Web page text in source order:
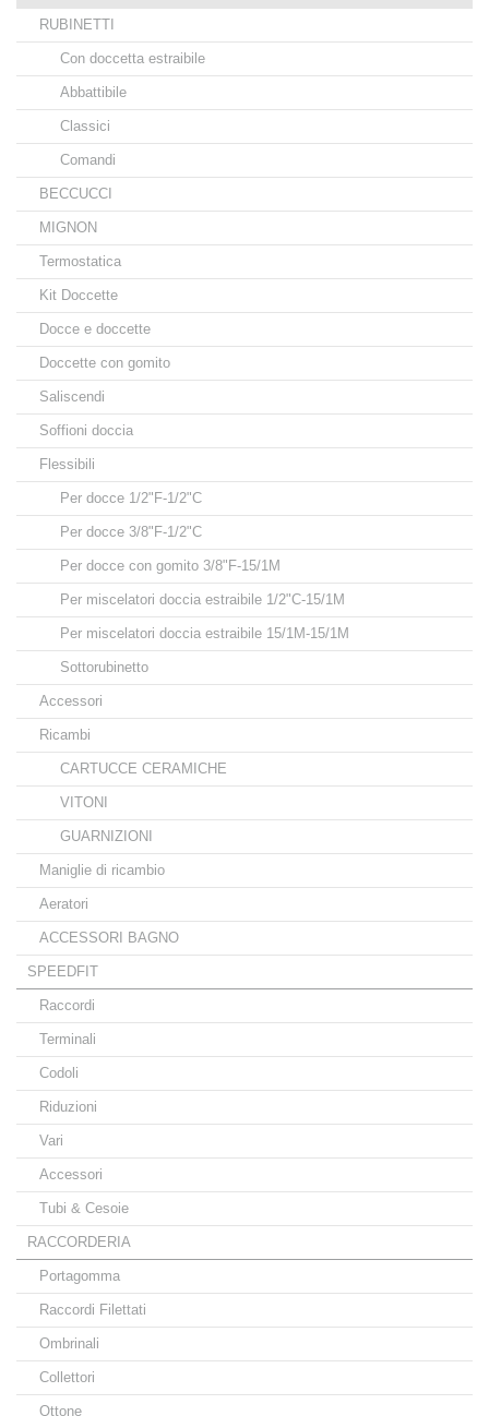
RUBINETTI
Con doccetta estraibile
Abbattibile
Classici
Comandi
BECCUCCI
MIGNON
Termostatica
Kit Doccette
Docce e doccette
Doccette con gomito
Saliscendi
Soffioni doccia
Flessibili
Per docce 1/2"F-1/2"C
Per docce 3/8"F-1/2"C
Per docce con gomito 3/8"F-15/1M
Per miscelatori doccia estraibile 1/2"C-15/1M
Per miscelatori doccia estraibile 15/1M-15/1M
Sottorubinetto
Accessori
Ricambi
CARTUCCE CERAMICHE
VITONI
GUARNIZIONI
Maniglie di ricambio
Aeratori
ACCESSORI BAGNO
SPEEDFIT
Raccordi
Terminali
Codoli
Riduzioni
Vari
Accessori
Tubi & Cesoie
RACCORDERIA
Portagomma
Raccordi Filettati
Ombrinali
Collettori
Ottone